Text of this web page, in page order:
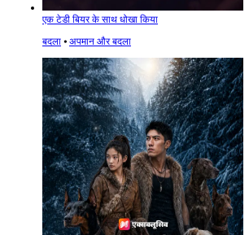
एक टेडी बियर के साथ धोखा किया
बदला ⦁ अपमान और बदला